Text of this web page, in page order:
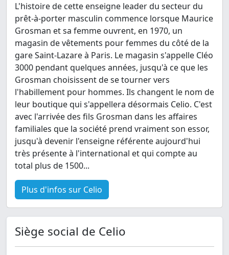
L'histoire de cette enseigne leader du secteur du
prêt-à-porter masculin commence lorsque Maurice
Grosman et sa femme ouvrent, en 1970, un
magasin de vêtements pour femmes du côté de la
gare Saint-Lazare à Paris. Le magasin s'appelle Cléo
3000 pendant quelques années, jusqu'à ce que les
Grosman choisissent de se tourner vers
l'habillement pour hommes. Ils changent le nom de
leur boutique qui s'appellera désormais Celio. C'est
avec l'arrivée des fils Grosman dans les affaires
familiales que la société prend vraiment son essor,
jusqu'à devenir l'enseigne référente aujourd'hui
très présente à l'international et qui compte au
total plus de 1500...
Plus d'infos sur Celio
Siège social de Celio